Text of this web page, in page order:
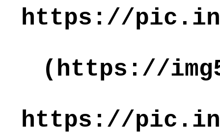
https://pic.in.th/
(https://
https://pic.in.th/